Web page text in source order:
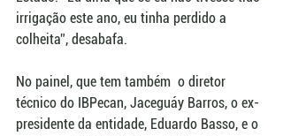
irrigação este ano, eu tinha perdido a
colheita”, desabafa.
No painel, que tem também  o diretor
técnico do IBPecan, Jaceguáy Barros, o ex-
presidente da entidade, Eduardo Basso, e o